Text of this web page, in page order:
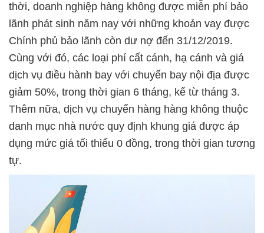
thời, doanh nghiệp hàng không được miễn phí bảo
lãnh phát sinh năm nay với những khoản vay được
Chính phủ bảo lãnh còn dư nợ đến 31/12/2019.
Cùng với đó, các loại phí cất cánh, hạ cánh và giá
dịch vụ điều hành bay với chuyến bay nội địa được
giảm 50%, trong thời gian 6 tháng, kể từ tháng 3.
Thêm nữa, dịch vụ chuyển hàng hàng không thuộc
danh mục nhà nước quy định khung giá được áp
dụng mức giá tối thiểu 0 đồng, trong thời gian tương
tự.